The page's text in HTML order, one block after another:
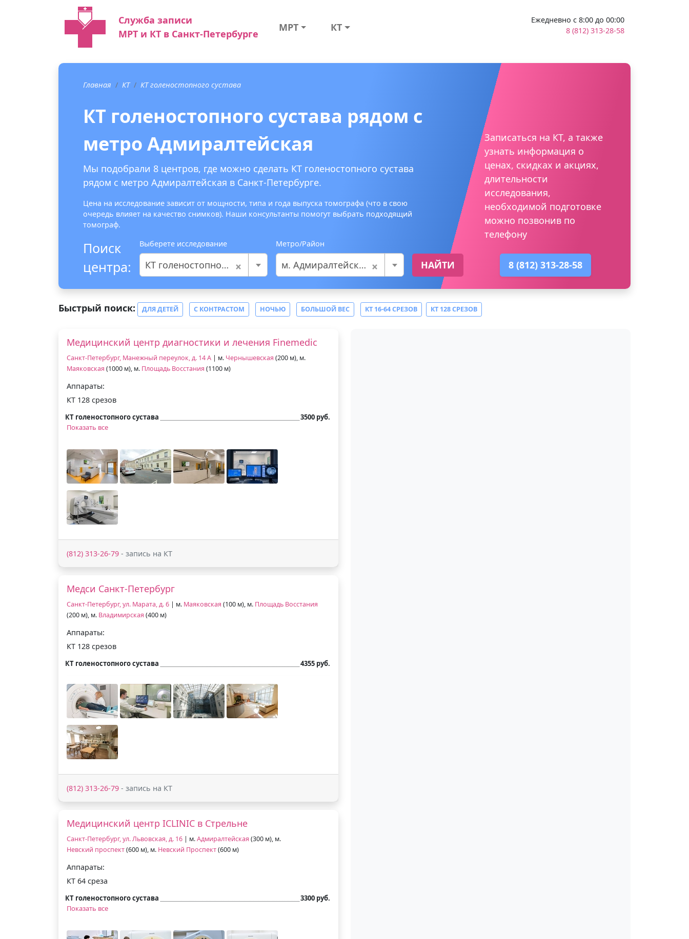
Служба записи
МРТ и КТ в Санкт-Петербурге
МРТ КТ
Ежедневно с 8:00 до 00:00
8 (812) 313-28-58
Главная КТ КТ голеностопного сустава
КТ голеностопного сустава рядом с
метро Адмиралтейская
Мы подобрали 8 центров, где можно сделать КТ голеностопного сустава
рядом с метро Адмиралтейская в Санкт-Петербурге.
Цена на исследование зависит от мощности, типа и года выпуска томографа (что в свою
очередь влияет на качество снимков). Наши консультанты помогут выбрать подходящий
томограф.
Поиск
центра:
Выберете исследование
×
КТ голеностопного сустава
Метро/Район
×
м. Адмиралтейская НАЙТИ
Записаться на КТ, а также
узнать информация о
ценах, скидках и акциях,
длительности
исследования,
необходимой подготовке
можно позвонив по
телефону
8 (812) 313-28-58
Быстрый поиск: ДЛЯ ДЕТЕЙ С КОНТРАСТОМ НОЧЬЮ БОЛЬШОЙ ВЕС КТ 16-64 СРЕЗОВ КТ 128 СРЕЗОВ
Медицинский центр диагностики и лечения Finemedic
Санкт-Петербург, Манежный переулок, д. 14 А | м. Чернышевская (200 м), м.
Маяковская (1000 м), м. Площадь Восстания (1100 м)
Аппараты:
КТ 128 срезов
КТ голеностопного сустава
3500 руб.
Показать все
(812) 313-26-79 - запись на КТ
Медси Санкт-Петербург
Санкт-Петербург, ул. Марата, д. 6 | м. Маяковская (100 м), м. Площадь Восстания
(200 м), м. Владимирская (400 м)
Аппараты:
КТ 128 срезов
КТ голеностопного сустава 4355 руб.
(812) 313-26-79 - запись на КТ
Медицинский центр ICLINIC в Стрельне
Санкт-Петербург, ул. Львовская, д. 16 | м.Адмиралтейская (300 м), м.
Невский проспект(600 м), м. Невский Проспект(600 м)
Аппараты:
КТ 64 среза
КТ голеностопного сустава
3300 руб.
Показать все